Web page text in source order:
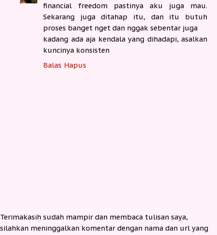
financial freedom pastinya aku juga mau.
Sekarang juga ditahap itu, dan itu butuh
proses banget nget dan nggak sebentar juga
kadang ada aja kendala yang dihadapi, asalkan
kuncinya konsisten
Balas Hapus
Terimakasih sudah mampir dan membaca tulisan saya,
silahkan meninggalkan komentar dengan nama dan url yang